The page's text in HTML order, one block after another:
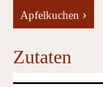
Apfelkuchen ›
Zutaten